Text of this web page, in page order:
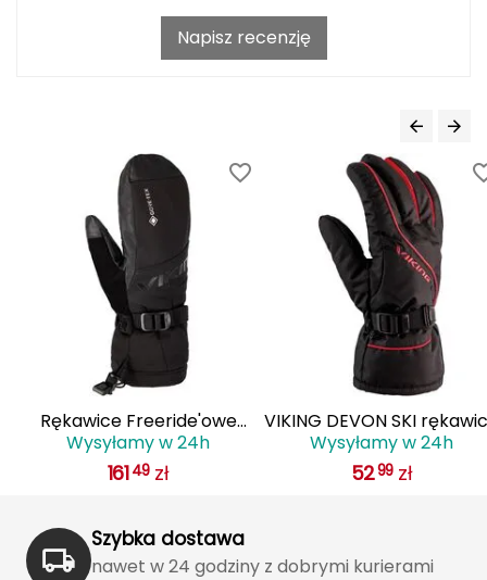
Kari Traa
Katadyn
Napisz recenzję
Freeride'owe
Jednopalczaste
GTX Mitten
w 24h
VIKING DEVON SKI rękawice
zimowe męskie narciarskie
Wysyłamy w 24h
Szybka dostawa
nawet w 24 godziny z dobrymi kurierami